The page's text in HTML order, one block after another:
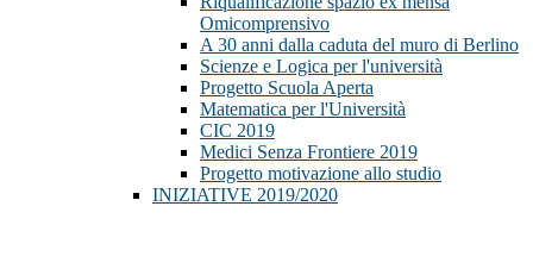
Omicomprensivo
A 30 anni dalla caduta del muro di Berlino
Scienze e Logica per l'università
Progetto Scuola Aperta
Matematica per l'Università
CIC 2019
Medici Senza Frontiere 2019
Progetto motivazione allo studio
INIZIATIVE 2019/2020